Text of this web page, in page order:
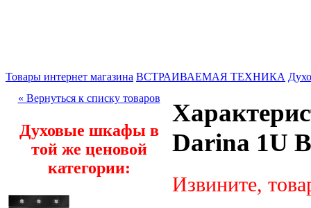
Товары интернет магазина ВСТРАИВАЕМАЯ ТЕХНИКА
« Вернуться к списку товаров
Духовые шкафы в
той же ценовой
категории:
Darina 1U
Извините,